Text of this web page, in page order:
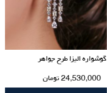
گوشواره الیزا طرح جواهر
24,530,000تومان